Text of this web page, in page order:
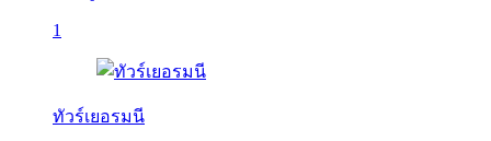
1
ทัวร์เยอรมนี